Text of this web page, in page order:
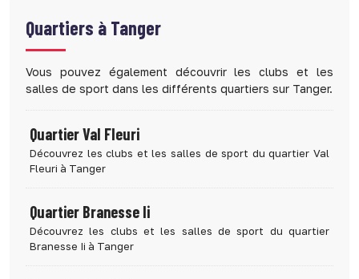
Quartiers à Tanger
Vous pouvez également découvrir les clubs et les
salles de sport dans les différents quartiers sur Tanger.
Quartier Val Fleuri
Découvrez les clubs et les salles de sport du quartier Val
Fleuri à Tanger
Quartier Branesse Ii
Découvrez les clubs et les salles de sport du quartier
Branesse Ii à Tanger